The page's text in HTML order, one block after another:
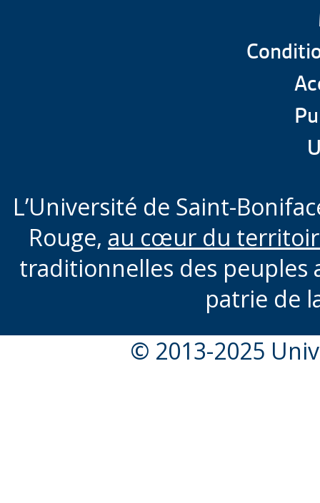
L’Université de Saint-
Rouge, au cœur du
traditionnelles des peuples
patrie de
© 2013-2025